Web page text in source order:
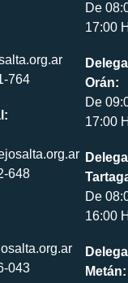
764
648
043
De
17:00
Orán:
De
17:00
De
16:00
Metán: